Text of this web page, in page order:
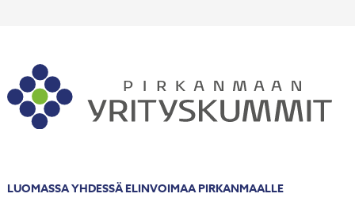
LUOMASSA YHDESSÄ ELINVOIMAA PIRKANMAALLE